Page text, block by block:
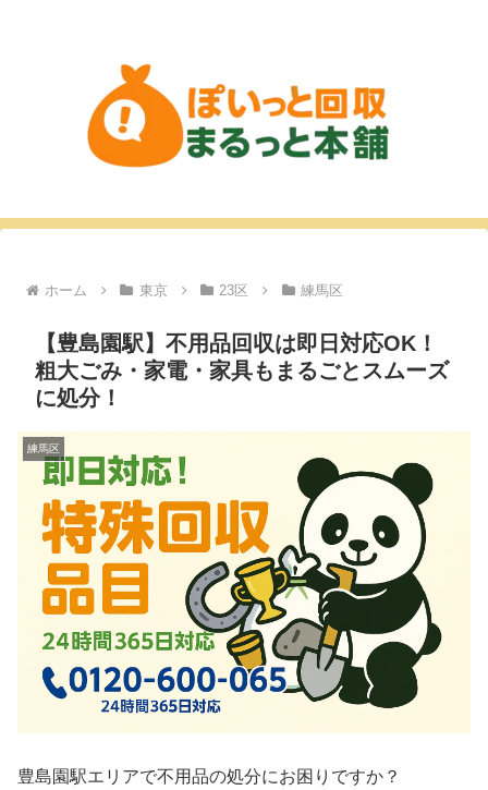
ホーム 東京 23区 練馬区
【豊島園駅】不用品回収は即日対応OK！
粗大ごみ・家電・家具もまるごとスムーズ
に処分！
練馬区
豊島園駅エリアで不用品の処分にお困りですか？